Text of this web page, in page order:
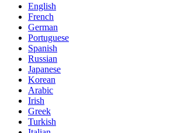
English
French
German
Portuguese
Spanish
Russian
Japanese
Korean
Arabic
Irish
Greek
Turkish